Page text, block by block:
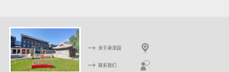
关于承泽园
联系我们